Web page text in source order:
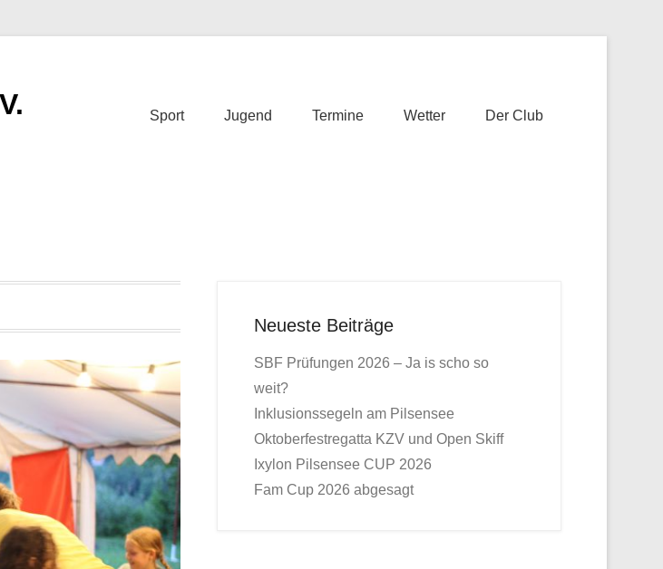
Sport Jugend Termine Wetter Der Club
Neueste Beiträge
SBF Prüfungen 2026 – Ja is scho so
weit?
Inklusionssegeln am Pilsensee
Oktoberfestregatta KZV und Open Skiff
Ixylon Pilsensee CUP 2026
Fam Cup 2026 abgesagt